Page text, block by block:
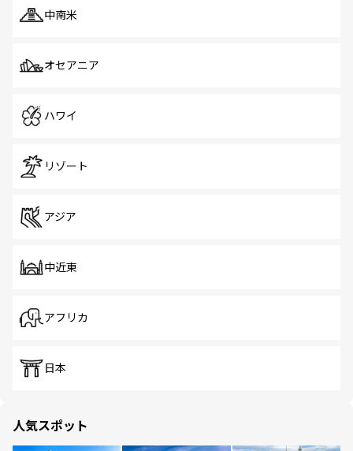
中南米
オセアニア
ハワイ
リゾート
アジア
中近東
アフリカ
日本
人気スポット